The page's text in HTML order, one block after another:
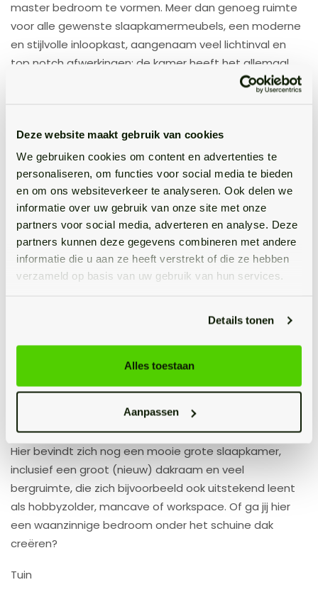
Deze website maakt gebruik van cookies
We gebruiken cookies om content en advertenties te
personaliseren, om functies voor social media te bieden
en om ons websiteverkeer te analyseren. Ook delen we
informatie over uw gebruik van onze site met onze
partners voor social media, adverteren en analyse. Deze
partners kunnen deze gegevens combineren met andere
informatie die u aan ze heeft verstrekt of die ze hebben
verzameld op basis van uw gebruik van hun services.
Details tonen
Alles toestaan
Aanpassen
master bedroom te vormen. Meer dan genoeg ruimte
voor alle gewenste slaapkamermeubels, een moderne
en stijlvolle inloopkast, aangenaam veel lichtinval en
top notch afwerkingen; de kamer heeft het allemaal.
De andere slaapkamers overigens net zo, waardoor je
niet zoveel slaapkamers nodig hebben, dan zijn de
overige ruimtes op deze verdieping bijvoorbeeld ook
uitermate geschikt om in te zetten als studeer- of
logeerkamer. De keuze is helemaal aan jou.
Aan de achterzijde ontdek je de waanzinnig luxe
badkamer, die zo uit een woonblad lijkt te komen. De
wellnessruimte is in 2024 volledig vernieuwd en uitgerust
met een royale inloopdouche, een stijlvol
wastafelmeubel, een aparte toiletruimte met
blikvanger een heerlijke infraroodsauna. Als je hier na
het ook niet meer.
Tweede verdieping
Vanuit de overloop op de eerste verdieping is met een
vaste trap de tweede verdieping met airco te bereiken.
Hier bevindt zich nog een mooie grote slaapkamer,
inclusief een groot (nieuw) dakraam en veel
bergruimte, die zich bijvoorbeeld ook uitstekend leent
als hobbyzolder, mancave of workspace. Of ga jij hier
een waanzinnige bedroom onder het schuine dak
creëren?
Tuin